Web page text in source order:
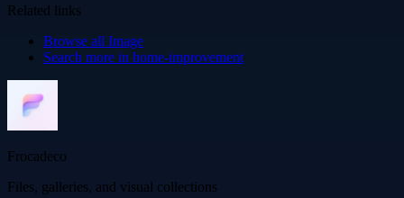
Related links
Browse all Image
Search more in home-improvement
Frocadeco
Files, galleries, and visual collections